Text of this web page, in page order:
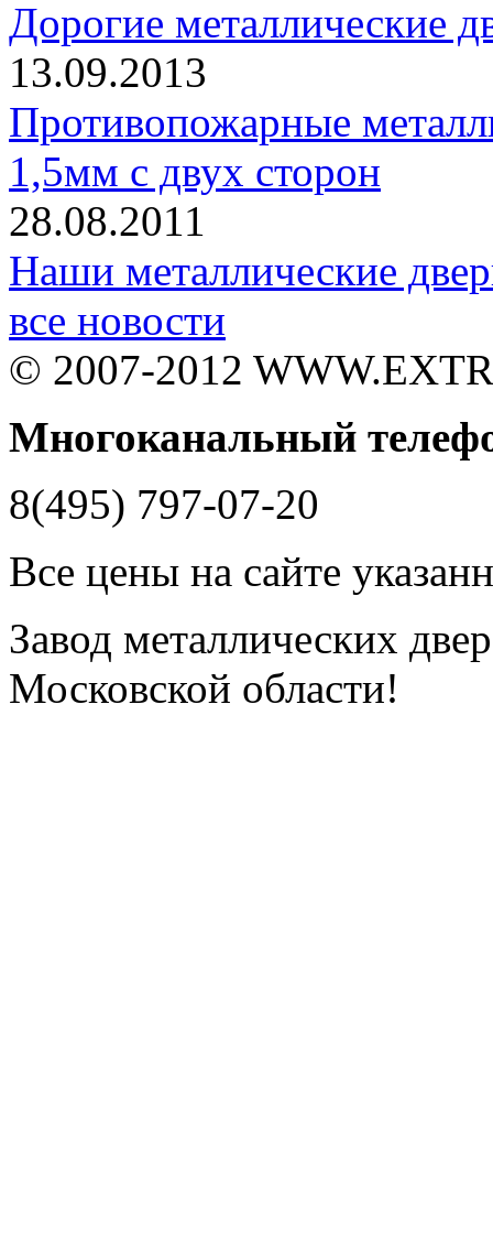
Дорогие металлические
13.09.2013
Противопожарные
1,5мм с двух сторон
28.08.2011
Наши металлические
все новости
© 2007-2012
Многоканальный
8(495) 797-07-20
Все цены на сайте
Завод металлических
Московской области!